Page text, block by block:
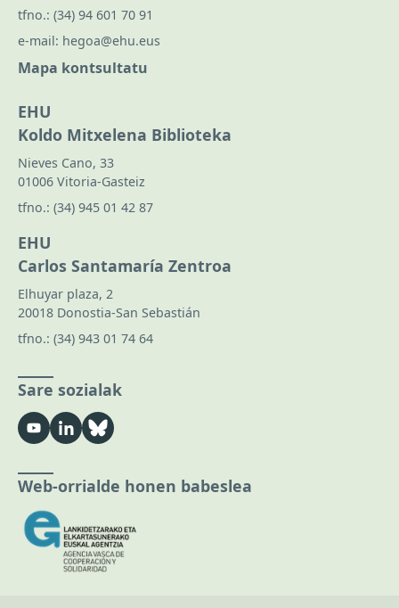
tfno.: (34) 94 601 70 91
e-mail: hegoa@ehu.eus
Mapa kontsultatu
EHU
Koldo Mitxelena Biblioteka
Nieves Cano, 33
01006 Vitoria-Gasteiz
tfno.: (34) 945 01 42 87
EHU
Carlos Santamaría Zentroa
Elhuyar plaza, 2
20018 Donostia-San Sebastián
tfno.: (34) 943 01 74 64
Sare sozialak
Web-orrialde honen babeslea